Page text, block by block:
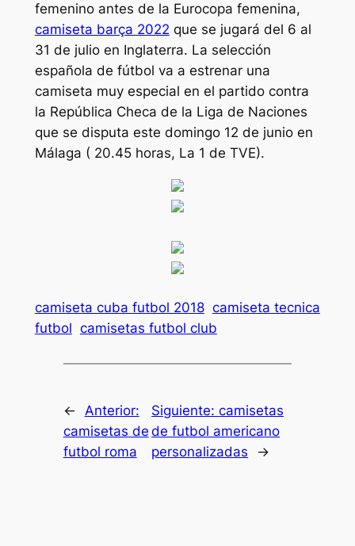
femenino antes de la Eurocopa femenina,
camiseta barça 2022 que se jugará del 6 al
31 de julio en Inglaterra. La selección
española de fútbol va a estrenar una
camiseta muy especial en el partido contra
la República Checa de la Liga de Naciones
que se disputa este domingo 12 de junio en
Málaga ( 20.45 horas, La 1 de TVE).
camiseta cuba futbol 2018 camiseta tecnica
futbol camisetas futbol club
←
Anterior:
camisetas de
futbol roma
Siguiente:camisetas
de futbol americano
personalizadas
→